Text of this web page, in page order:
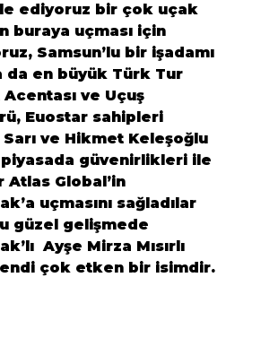
ediyoruz bir çok uçak
buraya uçması için
Samsun’lu bir işadamı
da en büyük Türk Tur
ve Uçuş
Euostar sahipleri
ve Hikmet Keleşoğlu
piyasada güvenirlikleri ile
Atlas Global’in
uçmasını sağladılar
güzel gelişmede
Ayşe Mirza Mısırlı
çok etken bir isimdir.